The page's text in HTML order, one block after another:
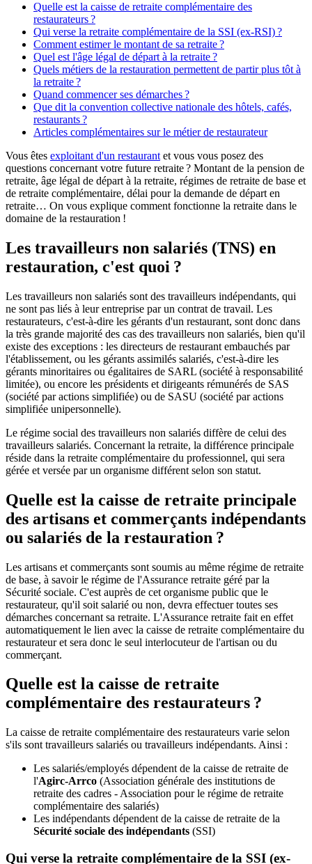
Quelle est la caisse de retraite complémentaire des
restaurateurs ?
Qui verse la retraite complémentaire de la SSI (ex-RSI) ?
Comment estimer le montant de sa retraite ?
Quel est l'âge légal de départ à la retraite ?
Quels métiers de la restauration permettent de partir plus tôt à
la retraite ?
Quand commencer ses démarches ?
Que dit la convention collective nationale des hôtels, cafés,
restaurants ?
Articles complémentaires sur le métier de restaurateur
Vous êtes exploitant d'un restaurant et vous vous posez des
questions concernant votre future retraite ? Montant de la pension de
retraite, âge légal de départ à la retraite, régimes de retraite de base et
de retraite complémentaire, délai pour la demande de départ en
retraite… On vous explique comment fonctionne la retraite dans le
domaine de la restauration !
Les travailleurs non salariés (TNS) en
restauration, c'est quoi ?
Les travailleurs non salariés sont des travailleurs indépendants, qui
ne sont pas liés à leur entreprise par un contrat de travail. Les
restaurateurs, c'est-à-dire les gérants d'un restaurant, sont donc dans
la très grande majorité des cas des travailleurs non salariés, bien qu'il
existe des exceptions : les directeurs de restaurant embauchés par
l'établissement, ou les gérants assimilés salariés, c'est-à-dire les
gérants minoritaires ou égalitaires de SARL (société à responsabilité
limitée), ou encore les présidents et dirigeants rémunérés de SAS
(société par actions simplifiée) ou de SASU (société par actions
simplifiée unipersonnelle).
Le régime social des travailleurs non salariés diffère de celui des
travailleurs salariés. Concernant la retraite, la différence principale
réside dans la retraite complémentaire du professionnel, qui sera
gérée et versée par un organisme différent selon son statut.
Quelle est la caisse de retraite principale
des artisans et commerçants indépendants
ou salariés de la restauration ?
Les artisans et commerçants sont soumis au même régime de retraite
de base, à savoir le régime de l'Assurance retraite géré par la
Sécurité sociale. C'est auprès de cet organisme public que le
restaurateur, qu'il soit salarié ou non, devra effectuer toutes ses
démarches concernant sa retraite. L'Assurance retraite fait en effet
automatiquement le lien avec la caisse de retraite complémentaire du
restaurateur et sera donc le seul interlocuteur de l'artisan ou du
commerçant.
Quelle est la caisse de retraite
complémentaire des restaurateurs ?
La caisse de retraite complémentaire des restaurateurs varie selon
s'ils sont travailleurs salariés ou travailleurs indépendants. Ainsi :
Les salariés/employés dépendent de la caisse de retraite de
l'Agirc-Arrco (Association générale des institutions de
retraite des cadres - Association pour le régime de retraite
complémentaire des salariés)
Les indépendants dépendent de la caisse de retraite de la
Sécurité sociale des indépendants (SSI)
Qui verse la retraite complémentaire de la SSI (ex-